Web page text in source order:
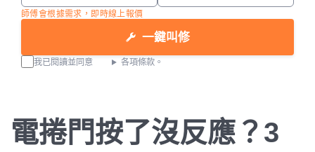
師傅會根據需求，即時線上報價
一鍵叫修
我已閱讀並同意 各項條款。
電捲門按了沒反應？3